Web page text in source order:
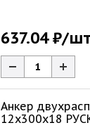
637.04 ₽/шт
Анкер
12х300х18